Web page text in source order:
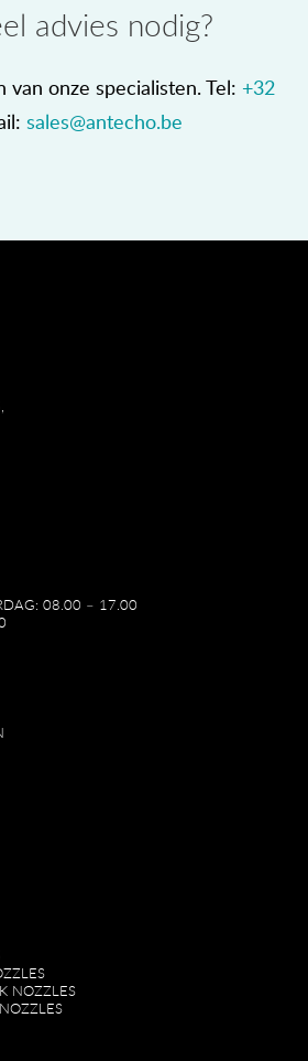
advies nodig?
van onze specialisten. Tel: +32
sales@antecho.be
08.00 – 17.00
NOZZLES